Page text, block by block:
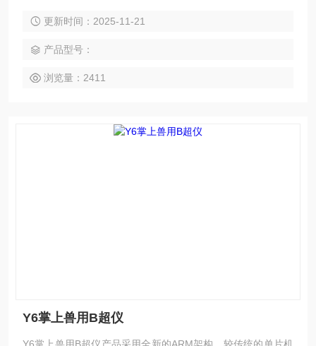
的超声影像。
更新时间：2025-11-21
产品型号：
浏览量：2411
Y6掌上兽用B超仪